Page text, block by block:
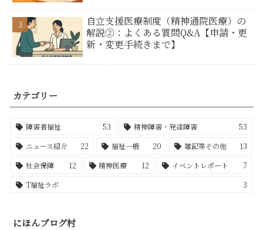
自立支援医療制度（精神通院医療）の
解説②：よくある質問Q&A【申請・更
新・変更手続きまで】
カテゴリー
障害者福祉 53 精神障害・発達障害
53
ニュース紹介
22 福祉一般 20 雑記等その他
13
社会保障
12 精神医療 12 イベントレポート
7
T福祉ラボ
3
にほんブログ村